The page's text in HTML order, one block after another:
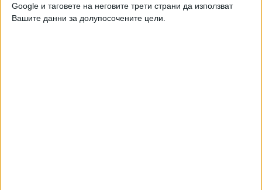
Google и таговете на неговите трети страни да използват
Вашите данни за долупосочените цели.
Още новини по темата